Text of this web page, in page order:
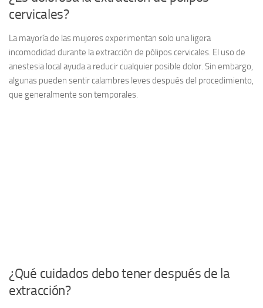
cervicales?
La mayoría de las mujeres experimentan solo una ligera
incomodidad durante la extracción de pólipos cervicales. El uso de
anestesia local ayuda a reducir cualquier posible dolor. Sin embargo,
algunas pueden sentir calambres leves después del procedimiento,
que generalmente son temporales.
¿Qué cuidados debo tener después de la
extracción?